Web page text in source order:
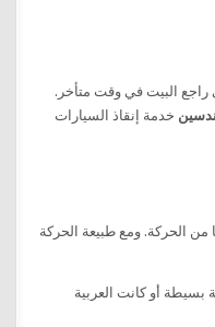
البيت في وقت متأخر.
خدمة إنقاذ السيارات
الحركة. ومع طبيعة الحركة
بسيطة أو كانت العربية